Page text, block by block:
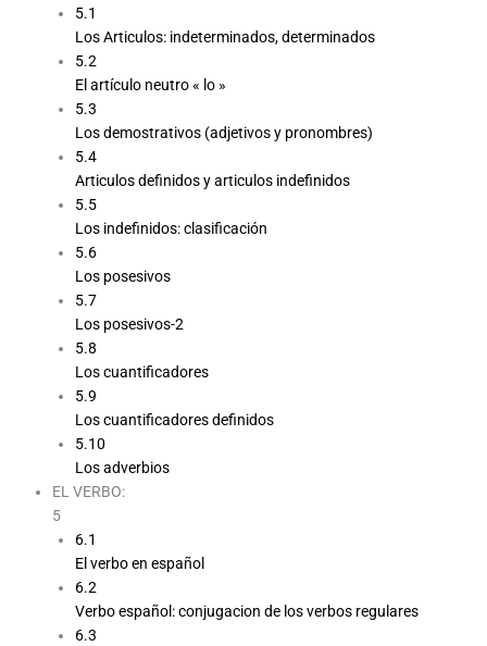
5.1
Los Articulos: indeterminados, determinados
5.2
El artículo neutro « lo »
5.3
Los demostrativos (adjetivos y pronombres)
5.4
Articulos definidos y articulos indefinidos
5.5
Los indefinidos: clasificación
5.6
Los posesivos
5.7
Los posesivos-2
5.8
Los cuantificadores
5.9
Los cuantificadores definidos
5.10
Los adverbios
EL VERBO:
5
6.1
El verbo en español
6.2
Verbo español: conjugacion de los verbos regulares
6.3